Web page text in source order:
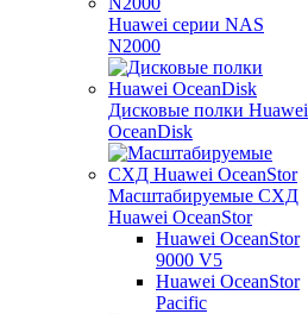
Huawei серии NAS
N2000
Дисковые полки Huawei
OceanDisk
Масштабируемые СХД
Huawei OceanStor
Huawei OceanStor
9000 V5
Huawei OceanStor
Pacific